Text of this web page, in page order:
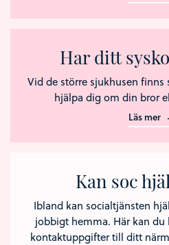
Har ditt
Vid de större sjukhusen finns
hjälpa dig om din bror
Läs mer
Kan soc
Ibland kan socialtjänsten
jobbigt hemma. Här kan du
kontaktuppgifter till ditt